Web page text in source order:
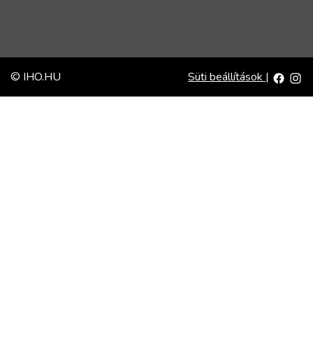
© IHO.HU Süti beállítások|